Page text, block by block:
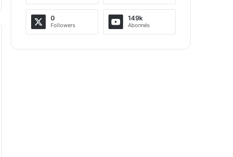
0
Followers
149k
Abonnés